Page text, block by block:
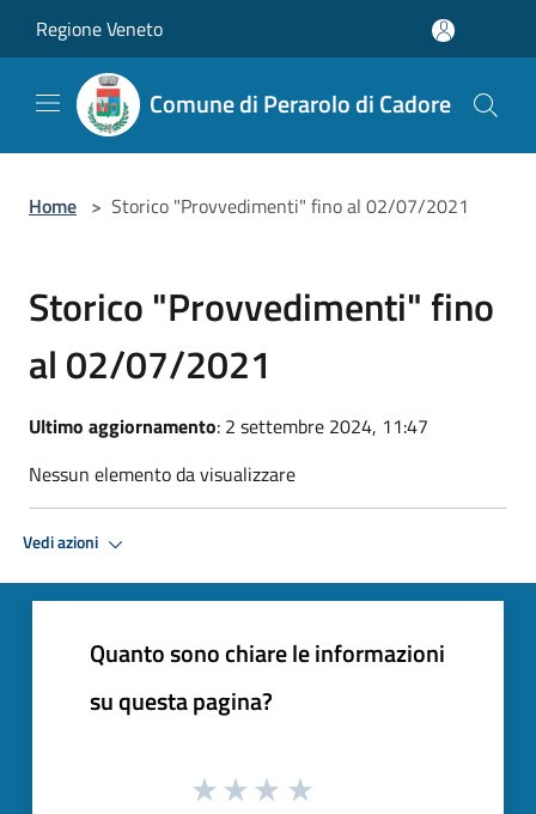
Regione Veneto
Comune di Perarolo di Cadore
Home > Storico "Provvedimenti" fino al 02/07/2021
Storico "Provvedimenti" fino
al 02/07/2021
Ultimo aggiornamento: 2 settembre 2024, 11:47
Nessun elemento da visualizzare
Vedi azioni
Quanto sono chiare le informazioni
su questa pagina?